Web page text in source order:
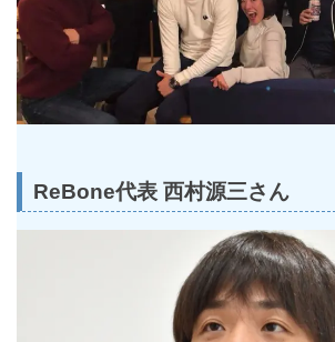
ReBone代表 西村源三さん